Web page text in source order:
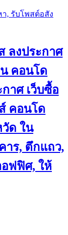
, รับโพสต์อสัง
ลงประกาศ
คอนโด
าศ เว็บซื้อ
คอนโด
ด ใน
าร, ตึกแถว,
ฟฟิศ, ให้